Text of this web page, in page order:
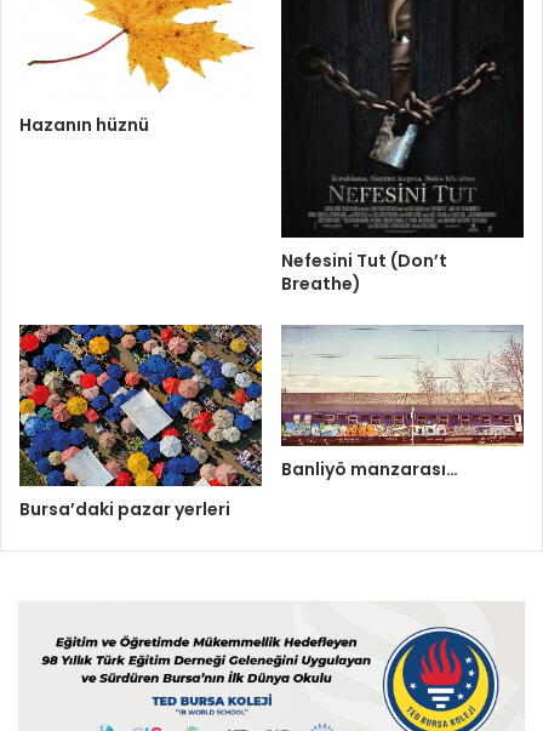
Hazanın hüznü
Nefesini Tut (Don’t
Breathe)
Bursa’daki pazar yerleri
Banliyö manzarası…